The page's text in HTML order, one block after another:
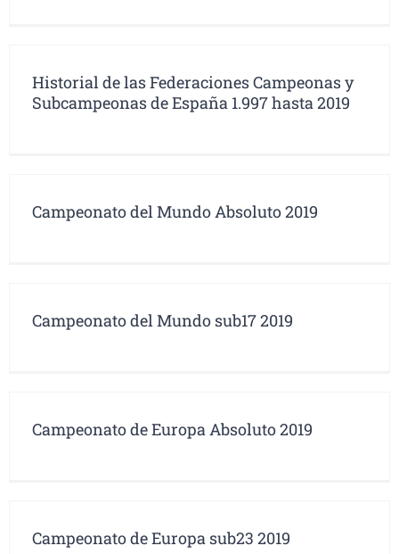
Historial de las Federaciones Campeonas y
Subcampeonas de España 1.997 hasta 2019
Campeonato del Mundo Absoluto 2019
Campeonato del Mundo sub17 2019
Campeonato de Europa Absoluto 2019
Campeonato de Europa sub23 2019